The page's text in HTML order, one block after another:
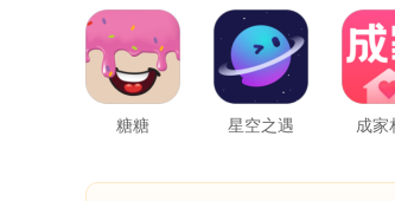
糖糖 星空之遇 成家